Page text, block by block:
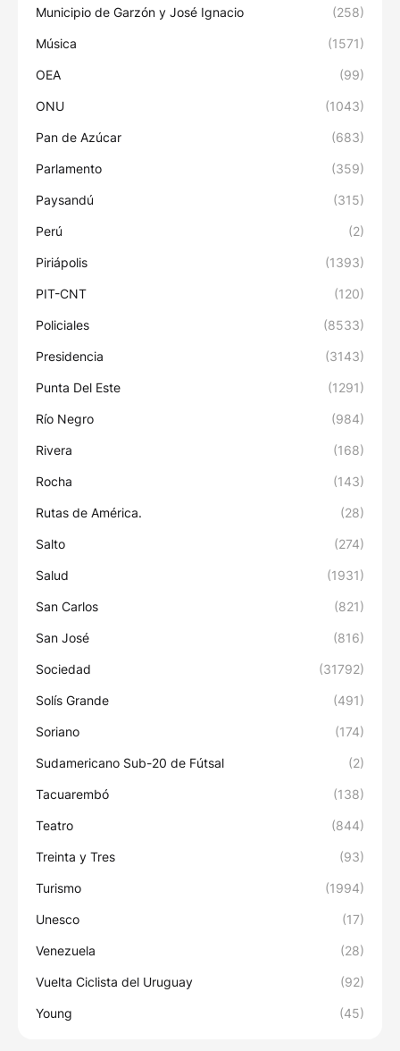
Municipio de Garzón y José Ignacio (258)
Música (1571)
OEA (99)
ONU (1043)
Pan de Azúcar (683)
Parlamento (359)
Paysandú (315)
Perú (2)
Piriápolis (1393)
PIT-CNT (120)
Policiales (8533)
Presidencia (3143)
Punta Del Este (1291)
Río Negro (984)
Rivera (168)
Rocha (143)
Rutas de América. (28)
Salto (274)
Salud (1931)
San Carlos (821)
San José (816)
Sociedad (31792)
Solís Grande (491)
Soriano (174)
Sudamericano Sub-20 de Fútsal (2)
Tacuarembó (138)
Teatro (844)
Treinta y Tres (93)
Turismo (1994)
Unesco (17)
Venezuela (28)
Vuelta Ciclista del Uruguay (92)
Young (45)